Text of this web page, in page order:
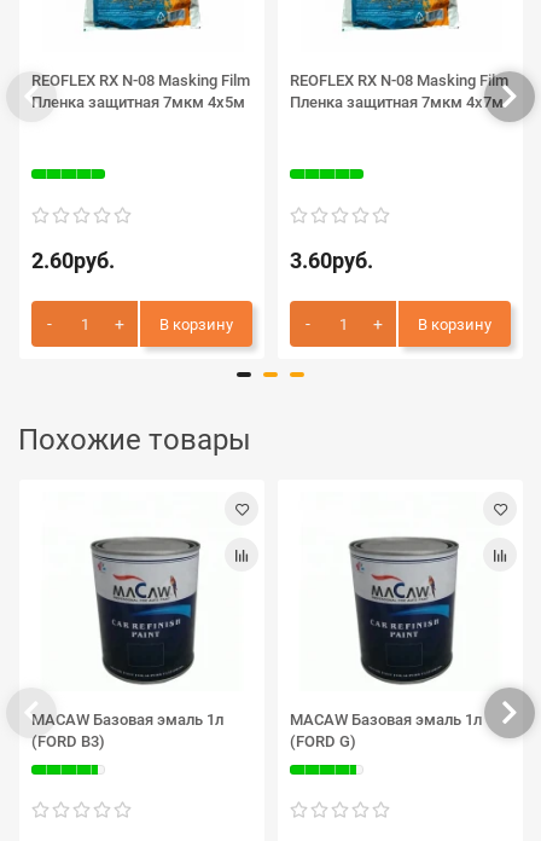
REOFLEX RX N-08 Masking Film
Пленка защитная 7мкм 4х5м
2.60руб.
В корзину
REOFLEX RX N-08 Masking Film
Пленка защитная 7мкм 4х7м
3.60руб.
В корзину
Похожие товары
MACAW Базовая эмаль 1л
(FORD B3)
MACAW Базовая эмаль 1л
(FORD G)